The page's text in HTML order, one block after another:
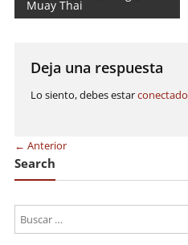
de
entradas
Muay Thai
Deja una respuesta
Lo siento, debes estarconectado
← Anterior
Search